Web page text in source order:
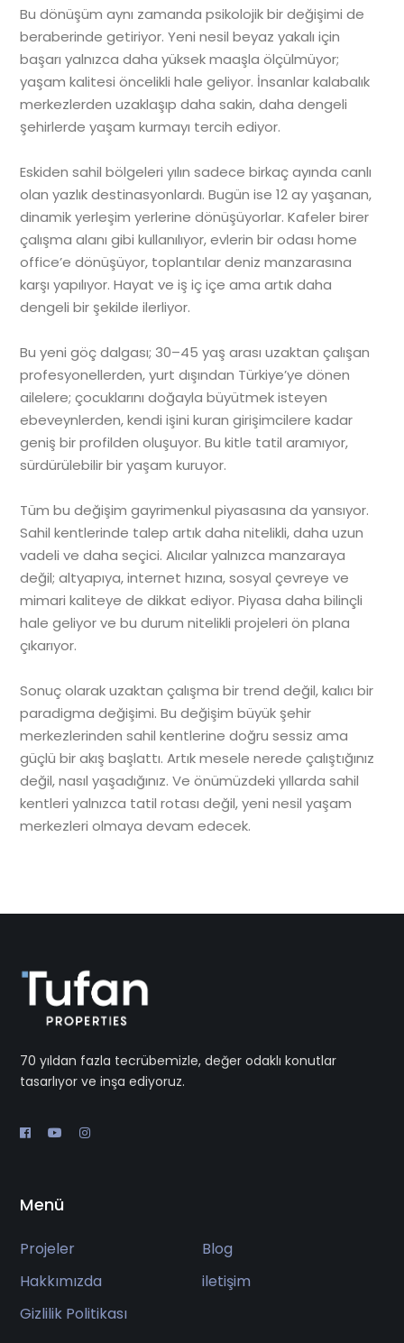
Bu dönüşüm aynı zamanda psikolojik bir değişimi de
beraberinde getiriyor. Yeni nesil beyaz yakalı için
başarı yalnızca daha yüksek maaşla ölçülmüyor;
yaşam kalitesi öncelikli hale geliyor. İnsanlar kalabalık
merkezlerden uzaklaşıp daha sakin, daha dengeli
şehirlerde yaşam kurmayı tercih ediyor.
Eskiden sahil bölgeleri yılın sadece birkaç ayında canlı
olan yazlık destinasyonlardı. Bugün ise 12 ay yaşanan,
dinamik yerleşim yerlerine dönüşüyorlar. Kafeler birer
çalışma alanı gibi kullanılıyor, evlerin bir odası home
office’e dönüşüyor, toplantılar deniz manzarasına
karşı yapılıyor. Hayat ve iş iç içe ama artık daha
dengeli bir şekilde ilerliyor.
Bu yeni göç dalgası; 30–45 yaş arası uzaktan çalışan
profesyonellerden, yurt dışından Türkiye’ye dönen
ailelere; çocuklarını doğayla büyütmek isteyen
ebeveynlerden, kendi işini kuran girişimcilere kadar
geniş bir profilden oluşuyor. Bu kitle tatil aramıyor,
sürdürülebilir bir yaşam kuruyor.
Tüm bu değişim gayrimenkul piyasasına da yansıyor.
Sahil kentlerinde talep artık daha nitelikli, daha uzun
vadeli ve daha seçici. Alıcılar yalnızca manzaraya
değil; altyapıya, internet hızına, sosyal çevreye ve
mimari kaliteye de dikkat ediyor. Piyasa daha bilinçli
hale geliyor ve bu durum nitelikli projeleri ön plana
çıkarıyor.
Sonuç olarak uzaktan çalışma bir trend değil, kalıcı bir
paradigma değişimi. Bu değişim büyük şehir
merkezlerinden sahil kentlerine doğru sessiz ama
güçlü bir akış başlattı. Artık mesele nerede çalıştığınız
değil, nasıl yaşadığınız. Ve önümüzdeki yıllarda sahil
kentleri yalnızca tatil rotası değil, yeni nesil yaşam
merkezleri olmaya devam edecek.
70 yıldan fazla tecrübemizle, değer odaklı konutlar
tasarlıyor ve inşa ediyoruz.
Menü
Projeler
Blog
Hakkımızda
iletişim
Gizlilik Politikası